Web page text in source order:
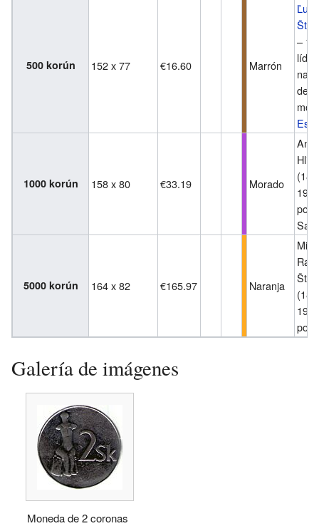
500 korún 152 x 77 €16.60 Marrón
Štúr
–
líder
del
1000 korún 158 x 80 €33.19 Morado
5000 korún 164 x 82 €165.97 Naranja
Galería de imágenes
Moneda de 2 coronas